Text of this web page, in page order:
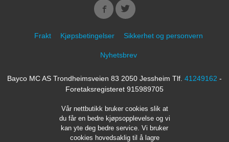
Frakt Kjøpsbetingelser Sikkerhet og personvern
Nyhetsbrev
Bayco MC AS Trondheimsveien 83 2050 Jessheim Tlf. 41249162 -
Foretaksregisteret 915989705
Vår nettbutikk bruker cookies slik at
du får en bedre kjøpsopplevelse og vi
kan yte deg bedre service. Vi bruker
cookies hovedsaklig til å lagre